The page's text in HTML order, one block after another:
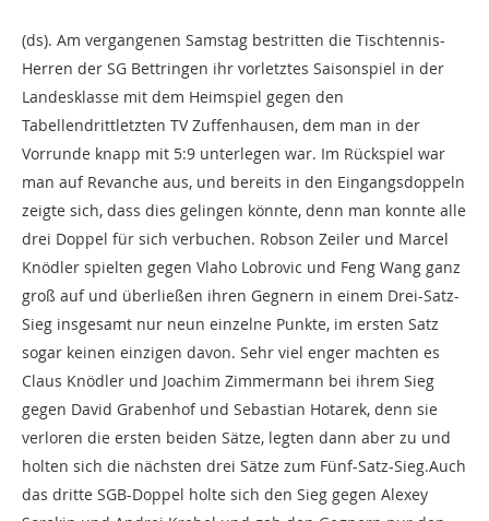
(ds). Am vergangenen Samstag bestritten die Tischtennis-
Herren der SG Bettringen ihr vorletztes Saisonspiel in der
Landesklasse mit dem Heimspiel gegen den
Tabellendrittletzten TV Zuffenhausen, dem man in der
Vorrunde knapp mit 5:9 unterlegen war. Im Rückspiel war
man auf Revanche aus, und bereits in den Eingangsdoppeln
zeigte sich, dass dies gelingen könnte, denn man konnte alle
drei Doppel für sich verbuchen. Robson Zeiler und Marcel
Knödler spielten gegen Vlaho Lobrovic und Feng Wang ganz
groß auf und überließen ihren Gegnern in einem Drei-Satz-
Sieg insgesamt nur neun einzelne Punkte, im ersten Satz
sogar keinen einzigen davon. Sehr viel enger machten es
Claus Knödler und Joachim Zimmermann bei ihrem Sieg
gegen David Grabenhof und Sebastian Hotarek, denn sie
verloren die ersten beiden Sätze, legten dann aber zu und
holten sich die nächsten drei Sätze zum Fünf-Satz-Sieg.Auch
das dritte SGB-Doppel holte sich den Sieg gegen Alexey